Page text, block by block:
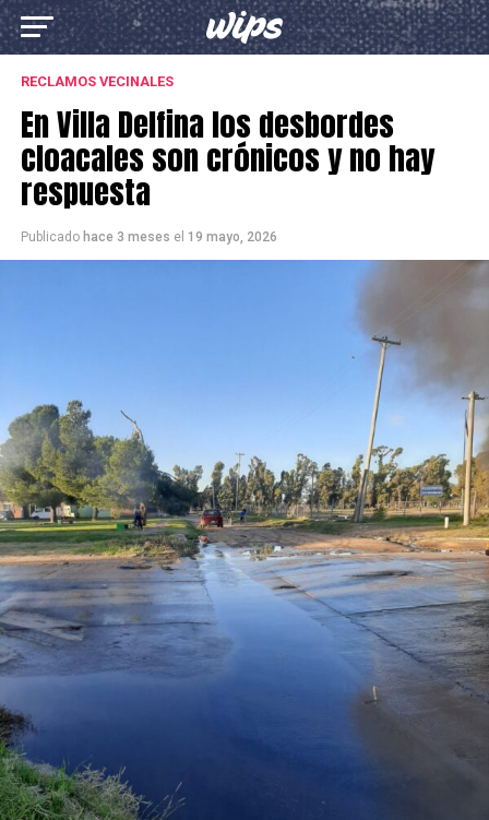
RECLAMOS VECINALES
En Villa Delfina los desbordes
cloacales son crónicos y no hay
respuesta
Publicado hace 3 meses el 19 mayo, 2026